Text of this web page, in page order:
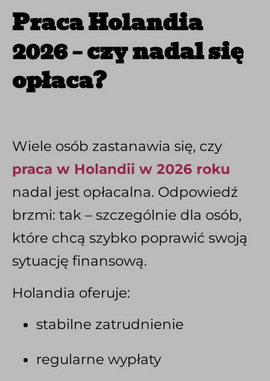
Praca Holandia
2026 – czy nadal się
opłaca?
Wiele osób zastanawia się, czy
praca w Holandii w 2026 roku
nadal jest opłacalna. Odpowiedź
brzmi: tak – szczególnie dla osób,
które chcą szybko poprawić swoją
sytuację finansową.
Holandia oferuje:
stabilne zatrudnienie
regularne wypłaty